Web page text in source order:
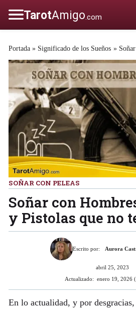
Portada » Significado de los Sueños »
SOÑAR CON PELEAS
Soñar con
y Pistolas que no
Escrito por: Aurora
abril 25, 2023
Actualizado: enero 19, 2026
En lo actualidad, y por